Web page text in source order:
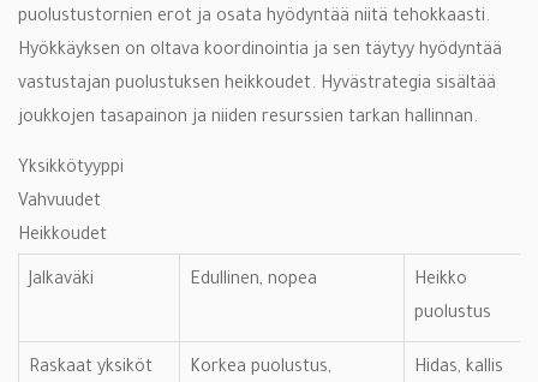
puolustustornien erot ja osata hyödyntää niitä tehokkaasti.
Hyökkäyksen on oltava koordinointia ja sen täytyy hyödyntää
vastustajan puolustuksen heikkoudet. Hyvästrategia sisältää
joukkojen tasapainon ja niiden resurssien tarkan hallinnan.
Yksikkötyyppi
Vahvuudet
Heikkoudet
Jalkaväki Edullinen, nopea
Heikko
puolustus
Raskaat yksiköt
Korkea puolustus,
Hidas, kallis